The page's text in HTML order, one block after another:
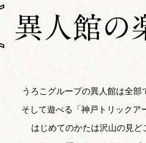
うろこグループの異人館は全部
そして遊べる「神戸トリックア
はじめてのかたは沢山の見ど